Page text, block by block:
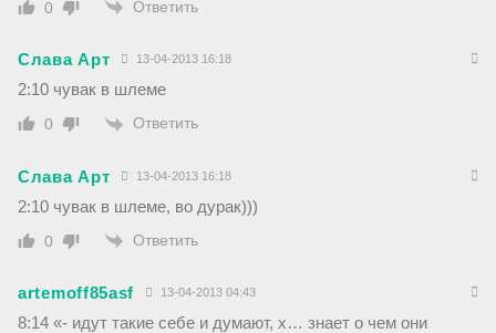
0 Ответить
Слава Арт 13-04-2013 16:18
2:10 чувак в шлеме
0 Ответить
Слава Арт 13-04-2013 16:18
2:10 чувак в шлеме, во дурак)))
0 Ответить
artemoff85asf 13-04-2013 04:43
8:14 «- идут такие себе и думают, х… знает о чем они